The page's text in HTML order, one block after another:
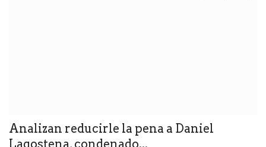
Analizan reducirle la pena a Daniel
Lagostena, condenado...